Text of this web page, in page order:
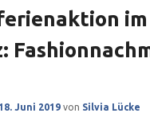
18. Juni 2019 von Silvia Lücke